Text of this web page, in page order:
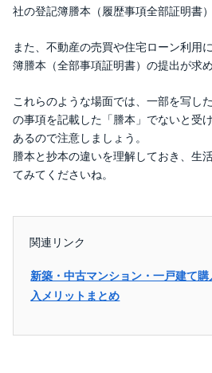
社の登記簿謄本（履歴事項全部証明書
また、不動産の売買や住宅ローン利用
簿謄本（全部事項証明書）の提出が求め
これらのような場面では、一部を写し
の事項を記載した「謄本」でないと受
あるので注意しましょう。
謄本と抄本の違いを理解しておき、生
てみてくださいね。
関連リンク
新築・中古マンション・一戸建て
入メリットまとめ